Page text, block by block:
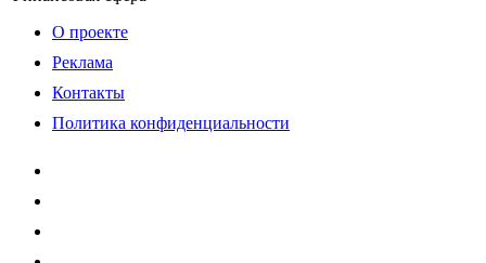
О проекте
Реклама
Контакты
Политика конфиденциальности